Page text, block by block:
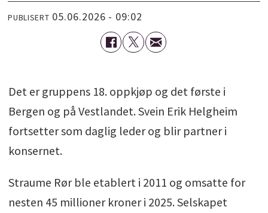
PUBLISERT 05.06.2026 - 09:02
Det er gruppens 18. oppkjøp og det første i
Bergen og på Vestlandet. Svein Erik Helgheim
fortsetter som daglig leder og blir partner i
konsernet.
Straume Rør ble etablert i 2011 og omsatte for
nesten 45 millioner kroner i 2025. Selskapet